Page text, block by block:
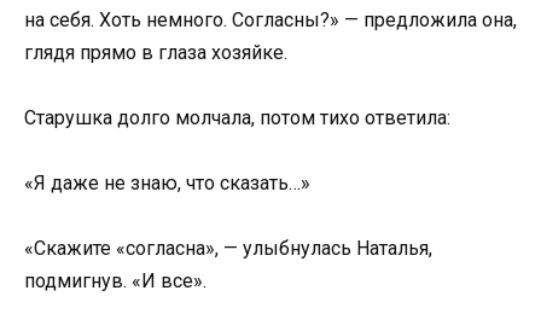
на себя. Хоть немного. Согласны?» — предложила она,
глядя прямо в глаза хозяйке.
Старушка долго молчала, потом тихо ответила:
«Я даже не знаю, что сказать…»
«Скажите «согласна», — улыбнулась Наталья,
подмигнув. «И все».